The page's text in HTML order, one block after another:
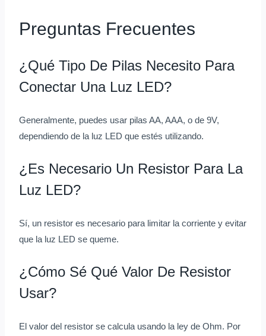
Preguntas Frecuentes
¿Qué Tipo De Pilas Necesito Para
Conectar Una Luz LED?
Generalmente, puedes usar pilas AA, AAA, o de 9V,
dependiendo de la luz LED que estés utilizando.
¿Es Necesario Un Resistor Para La
Luz LED?
Sí, un resistor es necesario para limitar la corriente y evitar
que la luz LED se queme.
¿Cómo Sé Qué Valor De Resistor
Usar?
El valor del resistor se calcula usando la ley de Ohm. Por